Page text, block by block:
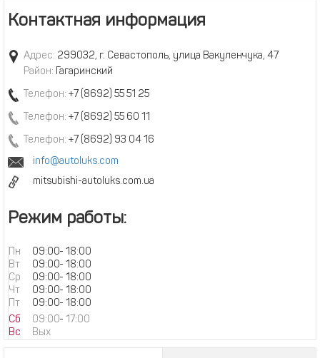
Контактная информация
Адрес: 299032, г. Севастополь, улица Вакуленчука, 47
Район: Гагаринский
Телефон: +7 (8692) 55 51 25
Телефон: +7 (8692) 55 60 11
Телефон: +7 (8692) 93 04 16
info@autoluks.com
mitsubishi-autoluks.com.ua
Режим работы:
Пн 09:00- 18:00
Вт
09:00- 18:00
Ср
09:00- 18:00
Чт
09:00- 18:00
Пт
09:00- 18:00
Сб
09:00- 17:00
Вс
Вых